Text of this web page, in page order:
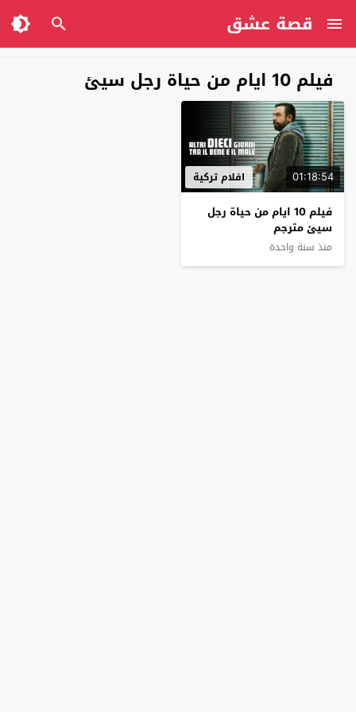
قصة عشق
فيلم 10 ايام من حياة رجل سيئ
01:18:54 افلام تركية
فيلم 10 ايام من حياة رجل
سيئ مترجم
منذ سنة واحدة